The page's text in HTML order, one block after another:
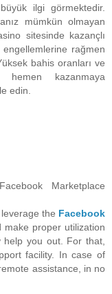
ilgi görmektedir.
mümkün olmayan
sitesinde kazançlı
rağmen
bahis oranları ve
kazanmaya
edin.
Marketplace
the Facebook
proper utilization
you out. For that,
facility. In case of
assistance, in no